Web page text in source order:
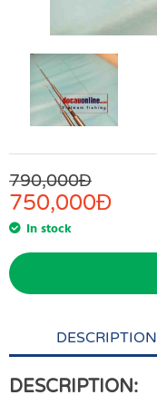
790,000Đ
750,000Đ
In stock
DESCRIPTION
DESCRIPTION: